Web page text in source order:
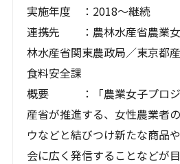
実施年度 ：2018～継続
連携先 ：農林水産省農業女
林水産省関東農政局／東京都
食料安全課
概要 ：「農業女子プロジ
産省が推進する、女性農業者
ウなどと結びつけ新たな商品
会に広く発信することなどが